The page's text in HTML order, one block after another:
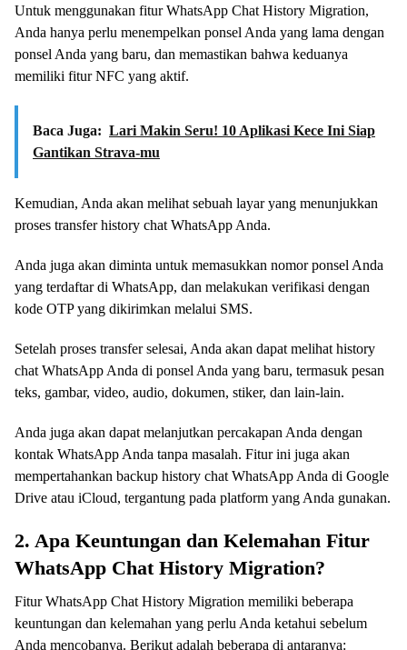
Untuk menggunakan fitur WhatsApp Chat History Migration,
Anda hanya perlu menempelkan ponsel Anda yang lama dengan
ponsel Anda yang baru, dan memastikan bahwa keduanya
memiliki fitur NFC yang aktif.
Baca Juga: Lari Makin Seru! 10 Aplikasi Kece Ini Siap
Gantikan Strava-mu
Kemudian, Anda akan melihat sebuah layar yang menunjukkan
proses transfer history chat WhatsApp Anda.
Anda juga akan diminta untuk memasukkan nomor ponsel Anda
yang terdaftar di WhatsApp, dan melakukan verifikasi dengan
kode OTP yang dikirimkan melalui SMS.
Setelah proses transfer selesai, Anda akan dapat melihat history
chat WhatsApp Anda di ponsel Anda yang baru, termasuk pesan
teks, gambar, video, audio, dokumen, stiker, dan lain-lain.
Anda juga akan dapat melanjutkan percakapan Anda dengan
kontak WhatsApp Anda tanpa masalah. Fitur ini juga akan
mempertahankan backup history chat WhatsApp Anda di Google
Drive atau iCloud, tergantung pada platform yang Anda gunakan.
2. Apa Keuntungan dan Kelemahan Fitur
WhatsApp Chat History Migration?
Fitur WhatsApp Chat History Migration memiliki beberapa
keuntungan dan kelemahan yang perlu Anda ketahui sebelum
Anda mencobanya. Berikut adalah beberapa di antaranya: